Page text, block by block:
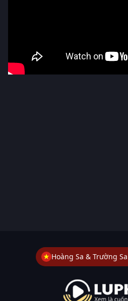
Hoàng Sa & Trường